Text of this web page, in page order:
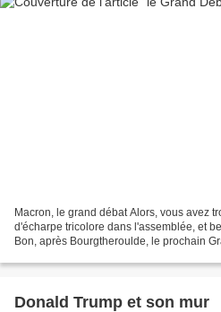
Macron, le grand débat Alors, vous avez
d'écharpe tricolore dans l'assemblée, et
Bon, après Bourgtheroulde, le prochain
Donald Trump et son mur